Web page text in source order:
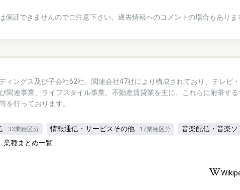
保証できませんのでご注意下さい。過去情報へのコメントの場合もありま
ィングス及び子会社62社、関連会社47社により構成されており、テレビ
関連事業、ライフスタイル事業、不動産賃貸業を主に、これらに附帯す
を行っております。
33業種区分 情報通信・サービスその他 17業種区分
音楽配信・音楽ソ
業種まとめ一覧